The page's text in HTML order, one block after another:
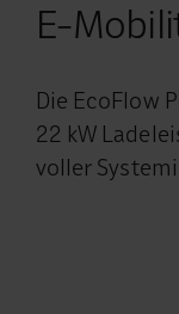
E-
Die EcoFlow
22 kW
voller